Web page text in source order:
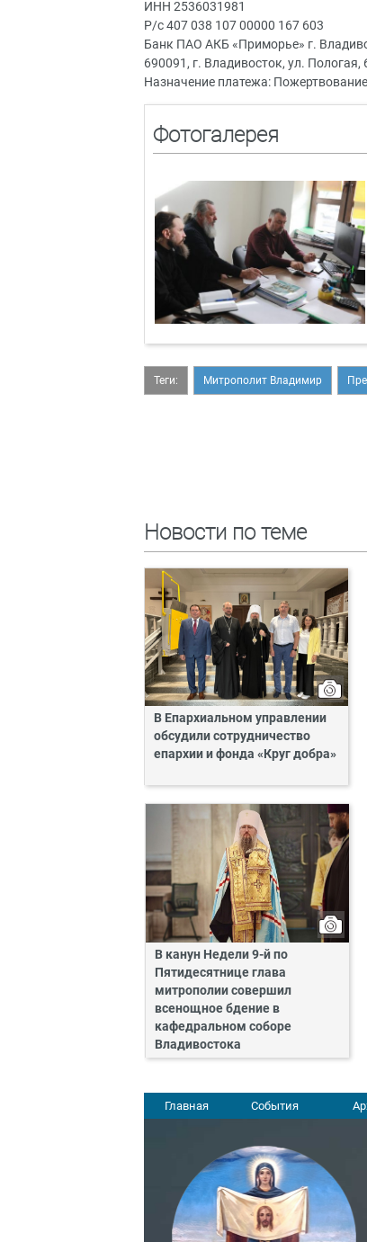
ИНН 2536031981
Р/с 407 038 107 00000 167 603
Банк ПАО АКБ «Приморье» г.
690091, г. Владивосток, ул. Пологая,
Назначение платежа:
Фотогалерея
Теги: Митрополит Владимир
Новости по теме
В Епархиальном управлении
обсудили сотрудничество
епархии и фонда «Круг добра»
В канун Недели 9-й по
Пятидесятнице глава
митрополии совершил
всенощное бдение в
кафедральном соборе
Владивостока
Главная События